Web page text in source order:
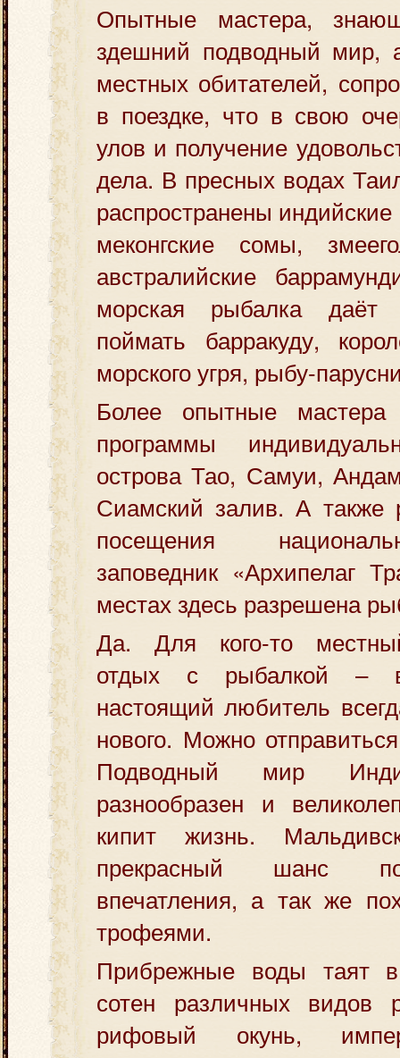
Опытные мастера,
здешний подводный мир,
местных обитателей,
в поездке, что в свою
улов и получение
дела. В пресных водах
распространены индийские
меконгские сомы,
австралийские
морская рыбалка даёт
поймать барракуду,
морского угря, рыбу-
Более опытные мастера
программы
острова Тао, Самуи,
Сиамский залив. А также
посещения
заповедник «Архипелаг
местах здесь разрешена
Да. Для кого-то
отдых с рыбалкой –
настоящий любитель
нового. Можно
Подводный мир
разнообразен и
кипит жизнь.
прекрасный шанс
впечатления, а так же
трофеями.
Прибрежные воды таят
сотен различных видов
рифовый окунь,